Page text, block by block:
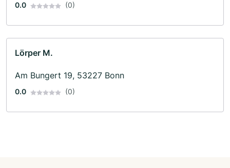
0.0 (0)
Lörper M.
Am Bungert 19, 53227 Bonn
0.0 (0)